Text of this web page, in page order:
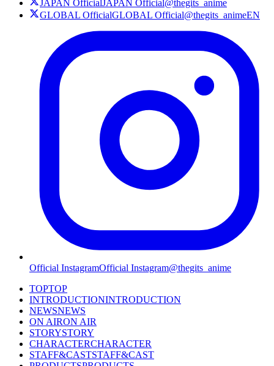
JAPAN OfficialJAPAN Official@thegits_anime
GLOBAL OfficialGLOBAL Official@thegits_animeEN
Official InstagramOfficial Instagram@thegits_anime
TOPTOP
INTRODUCTIONINTRODUCTION
NEWSNEWS
ON AIRON AIR
STORYSTORY
CHARACTERCHARACTER
STAFF&CASTSTAFF&CAST